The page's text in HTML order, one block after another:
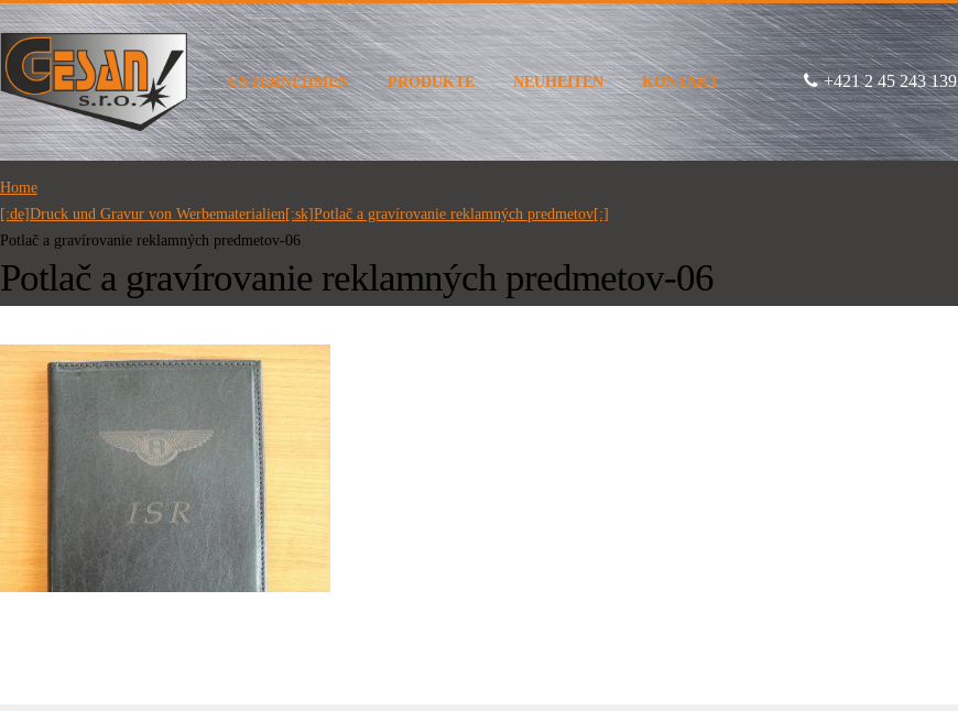
UNTERNEHMEN PRODUKTE NEUHEITEN KONTAKT +421 2 45 243 139
Home
[:de]Druck und Gravur von Werbematerialien[:sk]Potlač a gravírovanie reklamných predmetov[:]
Potlač a gravírovanie reklamných predmetov-06
Potlač a gravírovanie reklamných predmetov-06